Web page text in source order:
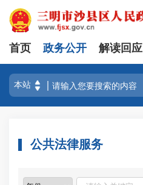
首页 政务公开 解读回应
公共法律服务